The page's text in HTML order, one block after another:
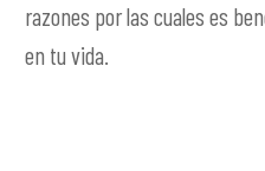
razones por las cuales es
en tu vida.